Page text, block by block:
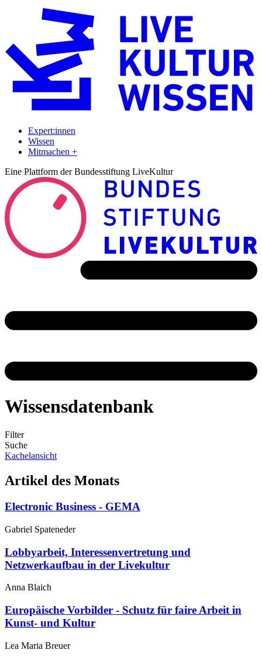
Expert:innen
Wissen
Mitmachen +
Eine Plattform der Bundesstiftung LiveKultur
Wissensdatenbank
Filter
Suche
Kachelansicht
Artikel des Monats
Electronic Business - GEMA
Gabriel Spateneder
Lobbyarbeit, Interessenvertretung und
Netzwerkaufbau in der Livekultur
Anna Blaich
Europäische Vorbilder - Schutz für faire Arbeit in
Kunst- und Kultur
Lea Maria Breuer